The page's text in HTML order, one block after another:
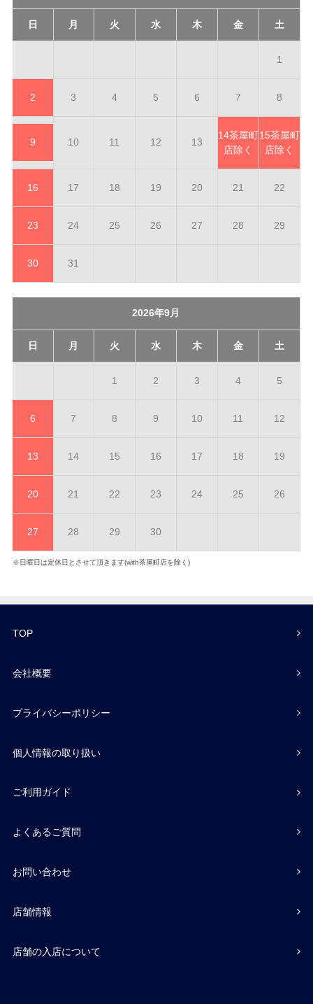
日 月 火 水 木 金 土
1
2 3 4 5 6 7 8
9 10 11 12 13
14茶屋町
店除く
15茶屋町
店除く
16 17 18 19 20 21 22
23 24 25 26 27 28 29
30 31
2026年9月
日 月 火 水 木 金 土
1 2 3 4 5
6 7 8 9 10 11 12
13 14 15 16 17 18 19
20 21 22 23 24 25 26
27 28 29 30
※日曜日は定休日とさせて頂きます(with茶屋町店を除く)
TOP
会社概要
プライバシーポリシー
個人情報の取り扱い
ご利用ガイド
よくあるご質問
お問い合わせ
店舗情報
店舗の入店について